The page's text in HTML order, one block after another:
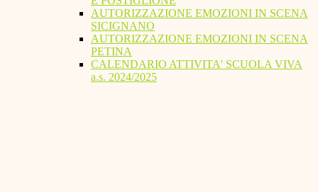
AUTORIZZAZIONE EMOZIONI IN SCENA
SICIGNANO
AUTORIZZAZIONE EMOZIONI IN SCENA
PETINA
CALENDARIO ATTIVITA' SCUOLA VIVA
a.s. 2024/2025